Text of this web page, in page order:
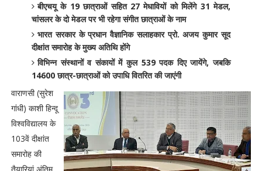
बीएचयू के 19 छात्राओं सहित 27 मेधावियों को मिलेंगे 31 मेडल,
चांसलर के दो मेडल पर भी रहेगा संगीत छात्राओं के नाम
भारत सरकार के प्रधान वैज्ञानिक सलाहकार प्रो. अजय कुमार सूद
दीक्षांत समारोह के मुख्य अतिथि होंगे
विभिन्न संस्थानों व संकायों में कुल 539 पदक दिए जायेंगे, जबकि
14600 छात्र-छात्राओं को उपाधि वितरित की जाएंगी
वाराणसी (सुरेश
गांधी) काशी हिन्दू
विश्वविद्यालय के
103वें दीक्षांत
समारोह की